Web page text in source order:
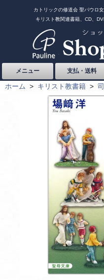
カトリックの修道会 聖パウロ
キリスト教関連書籍、CD、
メニュー 支払・送料
ホーム > キリスト教書籍 >